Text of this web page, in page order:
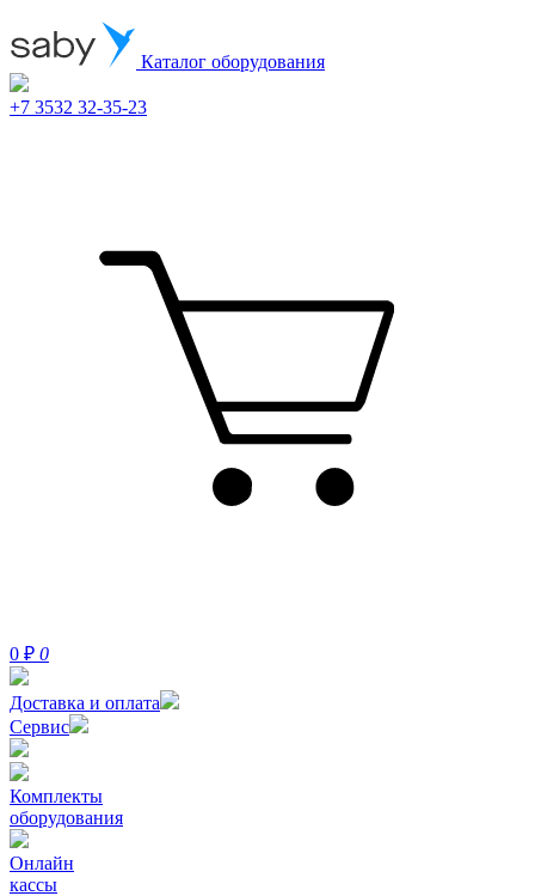
Каталог оборудования
+7 3532 32-35-23
0 ₽ 0
Доставка и оплата
Сервис
Комплекты
оборудования
Онлайн
кассы